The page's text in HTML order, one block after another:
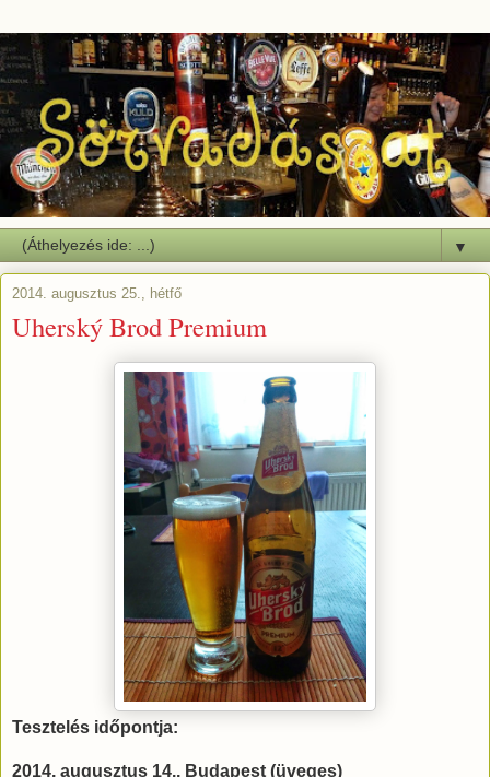
▼
2014. augusztus 25., hétfő
Uherský Brod Premium
Tesztelés időpontja:
2014. augusztus 14., Budapest (üveges)